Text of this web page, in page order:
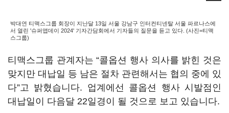
박대연 티맥스그룹 회장이 지난달 13일 서울 강남구 인터컨티넨탈 서울 파르나스에
서 열린 '슈퍼앱데이 2024' 기자간담회에서 기자들의 질문을 듣고 있다. (사진=티맥
스그룹)
티맥스그룹 관계자는 “콜옵션 행사 의사를 밝힌 것은
맞지만 대납일 등 남은 절차 관련해서는 협의 중에 있
다”고 밝혔습니다. 업계에선 콜옵션 행사 시발점인
대납일이 다음달 22일경이 될 것으로 보고 있습니다.